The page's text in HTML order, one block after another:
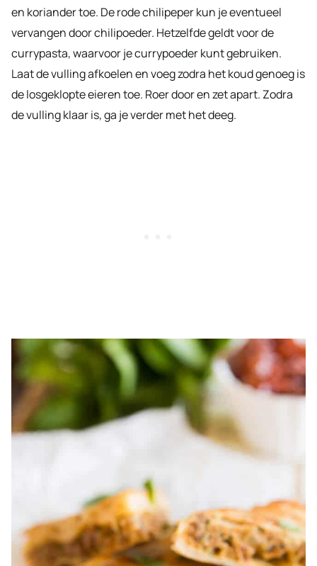
en koriander toe. De rode chilipeper kun je eventueel
vervangen door chilipoeder. Hetzelfde geldt voor de
currypasta, waarvoor je currypoeder kunt gebruiken.
Laat de vulling afkoelen en voeg zodra het koud genoeg is
de losgeklopte eieren toe. Roer door en zet apart. Zodra
de vulling klaar is, ga je verder met het deeg.